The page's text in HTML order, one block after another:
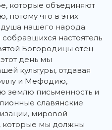
которые объединяют
потому что в этих
душа нашего народа.
настоятель
Богородицы отец
день мы
культуры, отдавая
и Мефодию,
землю письменность и
славянские
мировой
которые мы должны